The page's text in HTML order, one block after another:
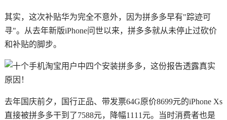
其实，这次补贴华为完全不意外，因为拼多多早有"踪迹可
寻"。从去年新版iPhone问世以来，拼多多就从未停止过砍价
和补贴的脚步。
去年国庆前夕，国行正品、带发票64G原价8699元的iPhone Xs
直接被拼多多干到了7588元，降幅1111元。当时消费者也是